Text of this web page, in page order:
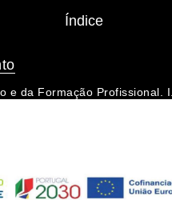
Índice
e da Formação Profissional.